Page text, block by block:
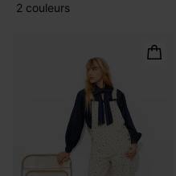
2 couleurs